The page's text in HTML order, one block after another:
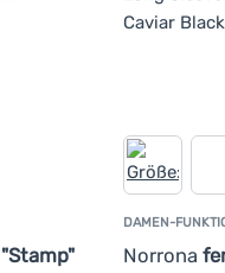
DAMEN-
Norrona